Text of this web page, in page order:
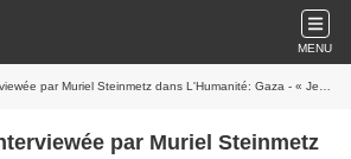
MENU
Steinmetz dans L'Humanité: Gaza - « Je n’ai jamais documenté une telle façon de tuer les gens »
par Muriel Steinmetz